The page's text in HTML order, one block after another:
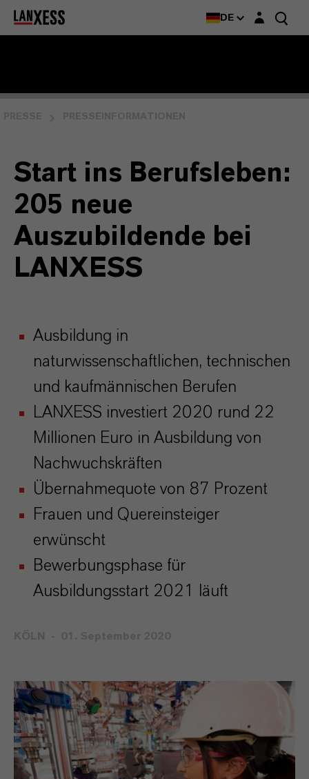
DE Login-Maske
Start ins Berufsleben:
205 neue
Auszubildende bei
LANXESS
Ausbildung in
naturwissenschaftlichen, technischen
und kaufmännischen Berufen
LANXESS investiert 2020 rund 22
Millionen Euro in Ausbildung von
Nachwuchskräften
Übernahmequote von 87 Prozent
Frauen und Quereinsteiger
erwünscht
Bewerbungsphase für
Ausbildungsstart 2021 läuft